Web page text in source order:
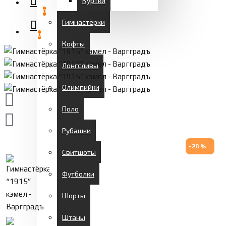
0
0
Гимнастёрки
Кофты
Лонгсливы
Олимпийки
Поло
Рубашки
Свитшоты
Футболки
Шорты
Штаны
-20 %